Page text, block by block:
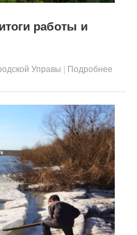
работы и
Управы Подробнее